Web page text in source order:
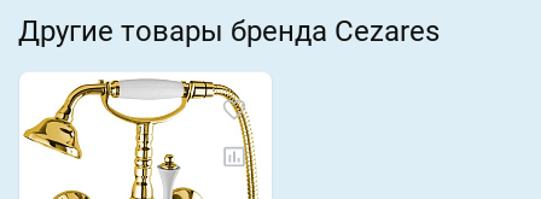
Другие товары бренда Cezares